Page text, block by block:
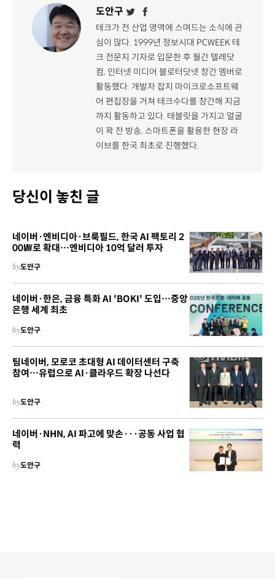
도안구
테크가 전 산업 영역에 스며드는 소식에 관
심이 많다. 1999년 정보시대 PCWEEK 테
크 전문지 기자로 입문한 후 월간 텔레닷
컴, 인터넷 미디어 블로터닷넷 창간 멤버로
활동했다. 개발자 잡지 마이크로소프트웨
어 편집장을 거쳐 테크수다를 창간해 지금
까지 활동하고 있다. 태블릿을 가지고 얼굴
이 꽉 찬 방송, 스마트폰을 활용한 현장 라
이브를 한국 최초로 진행했다.
당신이 놓친 글
네이버·엔비디아·브룩필드, 한국 AI 팩토리 2
00㎿로 확대…엔비디아 10억 달러 투자
by도안구
네이버·한은, 금융 특화 AI 'BOKI' 도입…중앙
은행 세계 최초
by도안구
팀네이버, 모로코 초대형 AI 데이터센터 구축
참여…유럽으로 AI·클라우드 확장 나선다
by도안구
네이버·NHN, AI 파고에 맞손···공동 사업 협
력
by도안구